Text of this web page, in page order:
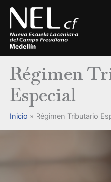
contenido
Régimen
Especial
Inicio Régimen Tributario